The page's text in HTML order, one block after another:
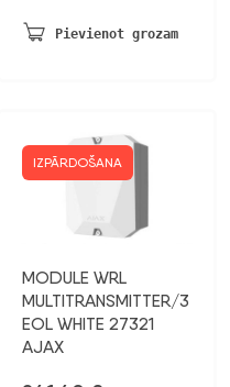
Pievienot grozam
IZPĀRDOŠANA
MODULE WRL
MULTITRANSMITTER/3
EOL WHITE 27321
AJAX